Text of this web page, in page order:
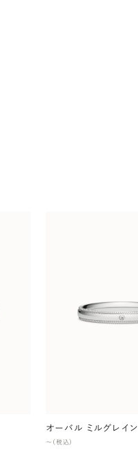
オーバル ミルグレイン
〜（税込）